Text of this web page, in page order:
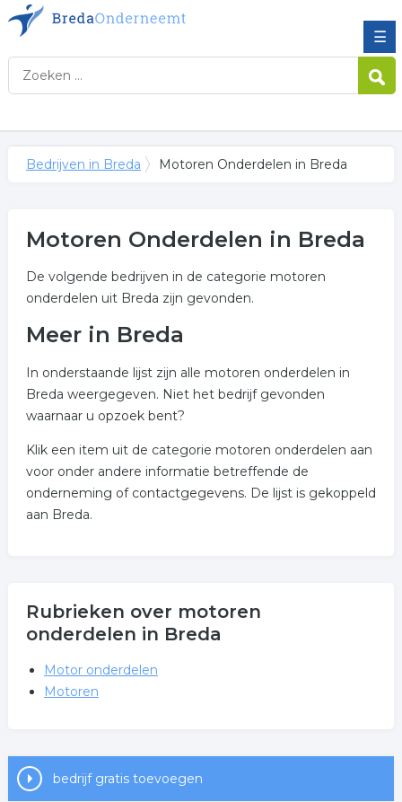
☰
Bedrijven in Breda Motoren Onderdelen in Breda
Motoren Onderdelen in Breda
De volgende bedrijven in de categorie motoren
onderdelen uit Breda zijn gevonden.
Meer in Breda
In onderstaande lijst zijn alle motoren onderdelen in
Breda weergegeven. Niet het bedrijf gevonden
waarnaar u opzoek bent?
Klik een item uit de categorie motoren onderdelen aan
voor onder andere informatie betreffende de
onderneming of contactgegevens. De lijst is gekoppeld
aan Breda.
Rubrieken over motoren
onderdelen in Breda
Motor onderdelen
Motoren
bedrijf gratis toevoegen